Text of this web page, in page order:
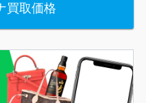
買取価格